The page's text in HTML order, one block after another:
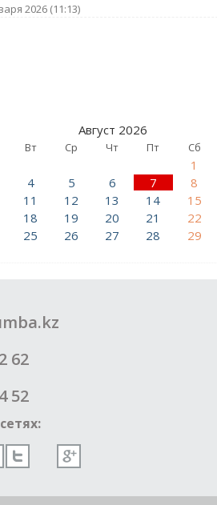
2026 (11:13)
Август 2026
Вт Ср Чт Пт Сб
1
4 5 6 7 8
11 12 13 14 15
18 19 20 21 22
25 26 27 28 29
62
52